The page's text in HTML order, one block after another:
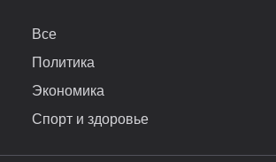
Все
Политика
Экономика
Спорт и здоровье